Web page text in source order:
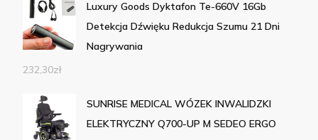
Luxury Goods Dyktafon Te-660V 16Gb
Detekcja Dźwięku Redukcja Szumu 21 Dni
Nagrywania
232,30zł
SUNRISE MEDICAL WÓZEK INWALIDZKI
ELEKTRYCZNY Q700-UP M SEDEO ERGO